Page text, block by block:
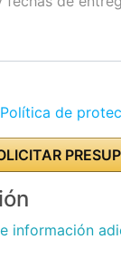
Política de
información